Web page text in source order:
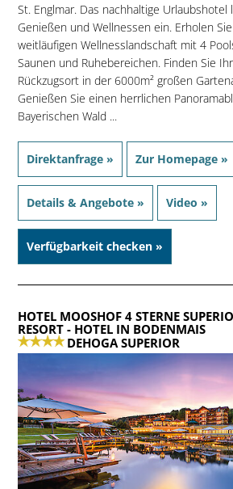
St. Englmar. Das nachhaltige Urlaubshotel
Genießen und Wellnessen ein. Erholen
weitläufigen Wellnesslandschaft mit 4
Saunen und Ruhebereichen. Finden Sie
Rückzugsort in der 6000m² großen
Genießen Sie einen herrlichen
Bayerischen Wald ...
Direktanfrage » Zur Homepage »
Details & Angebote » Video »
Verfügbarkeit checken »
HOTEL MOOSHOF 4 STERNE
RESORT- HOTEL IN BODENMAIS
DEHOGA SUPERIOR